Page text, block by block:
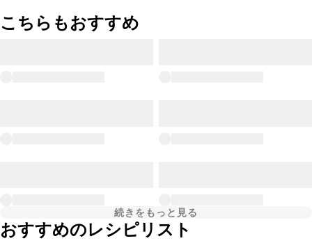
こちらもおすすめ
続きをもっと見る
おすすめのレシピリスト